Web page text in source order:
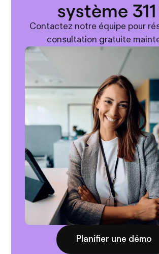
système
Contactez notre équipe pour
consultation gratuite
Planifier une démo